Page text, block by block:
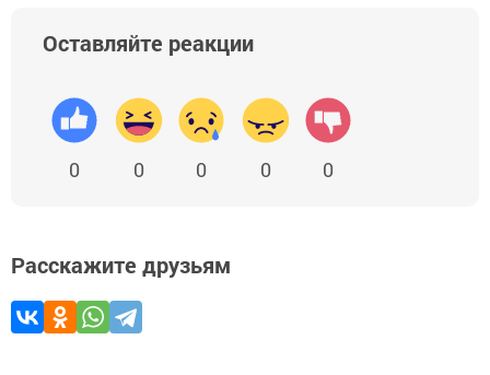
Оставляйте реакции
0 0 0 0 0
Расскажите друзьям